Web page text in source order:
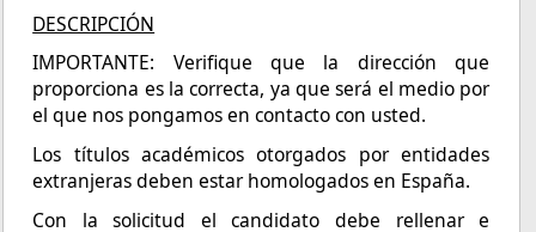
DESCRIPCIÓN
IMPORTANTE: Verifique que la dirección que
proporciona es la correcta, ya que será el medio por
el que nos pongamos en contacto con usted.
Los títulos académicos otorgados por entidades
extranjeras deben estar homologados en España.
Con la solicitud el candidato debe rellenar e